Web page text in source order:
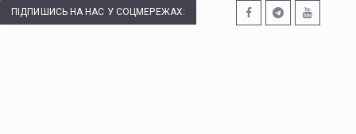
ПІДПИШИСЬ НА НАС У СОЦМЕРЕЖАХ: